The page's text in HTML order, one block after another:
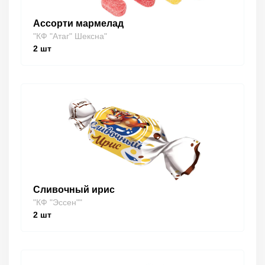
Ассорти мармелад
"КФ "Атаг" Шексна"
2 шт
Сливочный ирис
"КФ "Эссен""
2 шт